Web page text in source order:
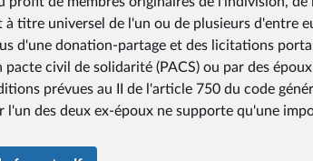
à titre universel de l'un ou de plusieurs d'entre
d'une donation-partage et des licitations
civil de solidarité (PACS) ou par des
prévues au II de l'article 750 du code
l'un des deux ex-époux ne supporte qu'une